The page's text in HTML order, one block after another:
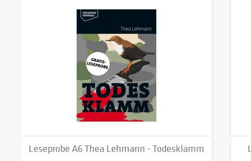
Leseprobe A6 Thea Lehmann - Todesklamm